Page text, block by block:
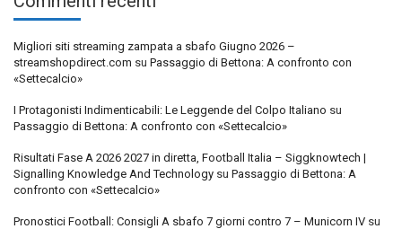
Migliori siti streaming zampata a sbafo Giugno 2026 –
streamshopdirect.com su Passaggio di Bettona: A confronto con
«Settecalcio»
I Protagonisti Indimenticabili: Le Leggende del Colpo Italiano su
Passaggio di Bettona: A confronto con «Settecalcio»
Risultati Fase A 2026 2027 in diretta, Football Italia – Siggknowtech |
Signalling Knowledge And Technology su Passaggio di Bettona: A
confronto con «Settecalcio»
Pronostici Football: Consigli A sbafo 7 giorni contro 7 – Municorn IV su